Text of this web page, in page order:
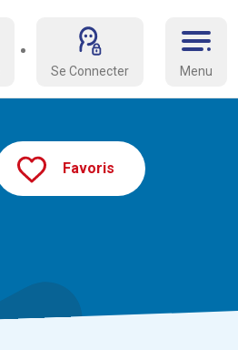
Menu
Se Connecter
Favoris